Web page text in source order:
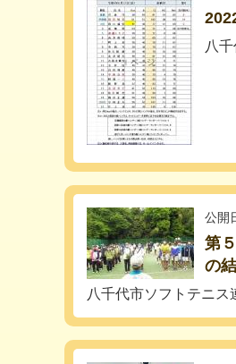
八
公開
第
の
八千代市ソフトテニス